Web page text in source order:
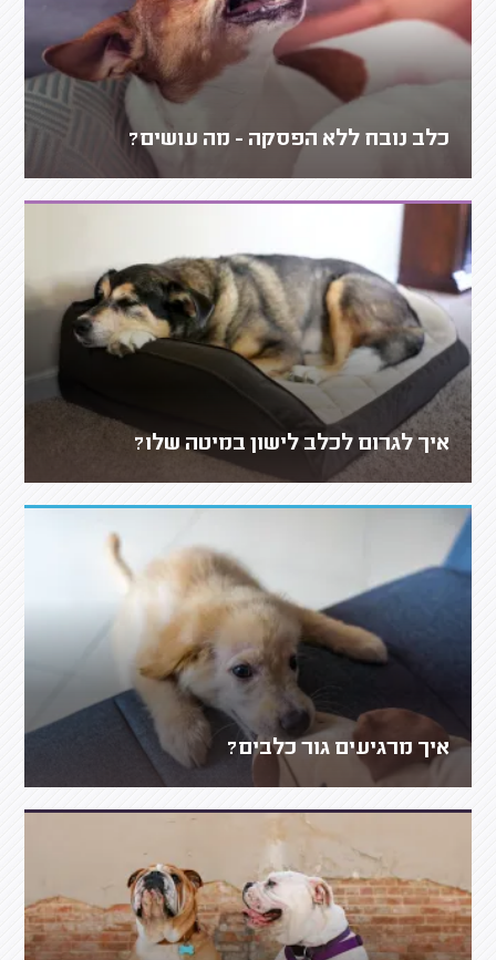
כלב נובח ללא הפסקה - מה עושים?
איך לגרום לכלב לישון במיטה שלו?
איך מרגיעים גור כלבים?